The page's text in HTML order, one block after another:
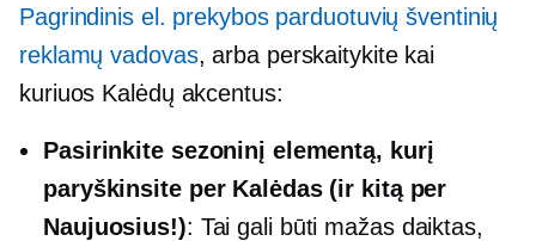
Pagrindinis el. prekybos parduotuvių šventinių
reklamų vadovas, arba perskaitykite kai
kuriuos Kalėdų akcentus:
Pasirinkite sezoninį elementą, kurį
paryškinsite per Kalėdas (ir kitą per
Naujuosius!): Tai gali būti mažas daiktas,